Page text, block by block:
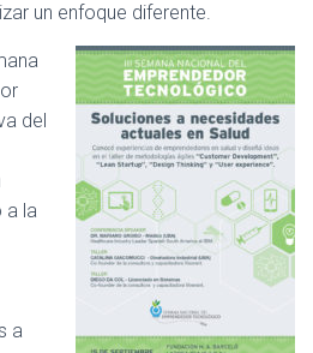
un enfoque diferente.
del
a la
a